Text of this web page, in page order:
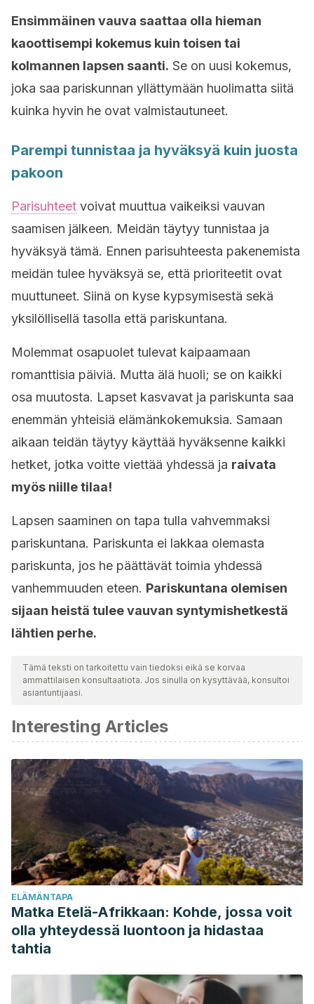
Ensimmäinen vauva saattaa olla hieman
kaoottisempi kokemus kuin toisen tai
kolmannen lapsen saanti. Se on uusi kokemus,
joka saa pariskunnan yllättymään huolimatta siitä
kuinka hyvin he ovat valmistautuneet.
Parempi tunnistaa ja hyväksyä kuin juosta
pakoon
Parisuhteet voivat muuttua vaikeiksi vauvan
saamisen jälkeen. Meidän täytyy tunnistaa ja
hyväksyä tämä. Ennen parisuhteesta pakenemista
meidän tulee hyväksyä se, että prioriteetit ovat
muuttuneet. Siinä on kyse kypsymisestä sekä
yksilöllisellä tasolla että pariskuntana.
Molemmat osapuolet tulevat kaipaamaan
romanttisia päiviä. Mutta älä huoli; se on kaikki
osa muutosta. Lapset kasvavat ja pariskunta saa
enemmän yhteisiä elämänkokemuksia. Samaan
aikaan teidän täytyy käyttää hyväksenne kaikki
hetket, jotka voitte viettää yhdessä ja raivata
myös niille tilaa!
Lapsen saaminen on tapa tulla vahvemmaksi
pariskuntana. Pariskunta ei lakkaa olemasta
pariskunta, jos he päättävät toimia yhdessä
vanhemmuuden eteen. Pariskuntana olemisen
sijaan heistä tulee vauvan syntymishetkestä
lähtien perhe.
Tämä teksti on tarkoitettu vain tiedoksi eikä se korvaa
ammattilaisen konsultaatiota. Jos sinulla on kysyttävää, konsultoi
asiantuntijaasi.
Interesting Articles
ELÄMÄNTAPA
Matka Etelä-Afrikkaan: Kohde, jossa voit
olla yhteydessä luontoon ja hidastaa
tahtia